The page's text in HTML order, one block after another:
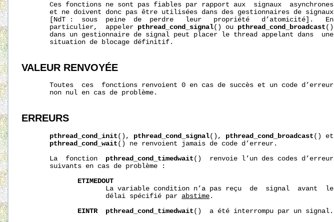
       Ces fonctions ne sont pas fiables par rapport aux  signaux  asynchrones
       et ne doivent donc pas être utilisées dans des gestionnaires de signaux
       [NdT :  sous  peine  de  perdre   leur   propriété   d’atomicité].   En
       particulier,  appeler
pthread_cond_signal() ou pthread_cond_broadcast ()
       dans un gestionnaire de signal peut placer le thread appelant dans  une
       situation de blocage définitif.
VALEUR RENVOYÉE
       Toutes  ces  fonctions renvoient 0 en cas de succès et un code d’erreur
       non nul en cas de problème.
ERREURS
pthread_cond_init (), pthread_cond_signal(), pthread_cond_broadcast () et
pthread_cond_wait () ne renvoient jamais de code d’erreur.
       La  fonction
pthread_cond_timedwait ()  renvoie l’un des codes d’erreur
       suivants en cas de problème :
ETIMEDOUT
                     La variable condition n’a pas reçu  de  signal  avant  le
                     délai spécifié par
abstime .
EINTR
pthread_cond_timedwait ()  a été interrompu par un signal.